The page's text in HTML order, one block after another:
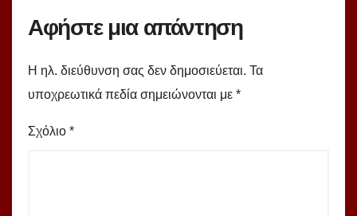
Αφήστε μια απάντηση
Η ηλ. διεύθυνση σας δεν δημοσιεύεται. Τα
υποχρεωτικά πεδία σημειώνονται με *
Σχόλιο *